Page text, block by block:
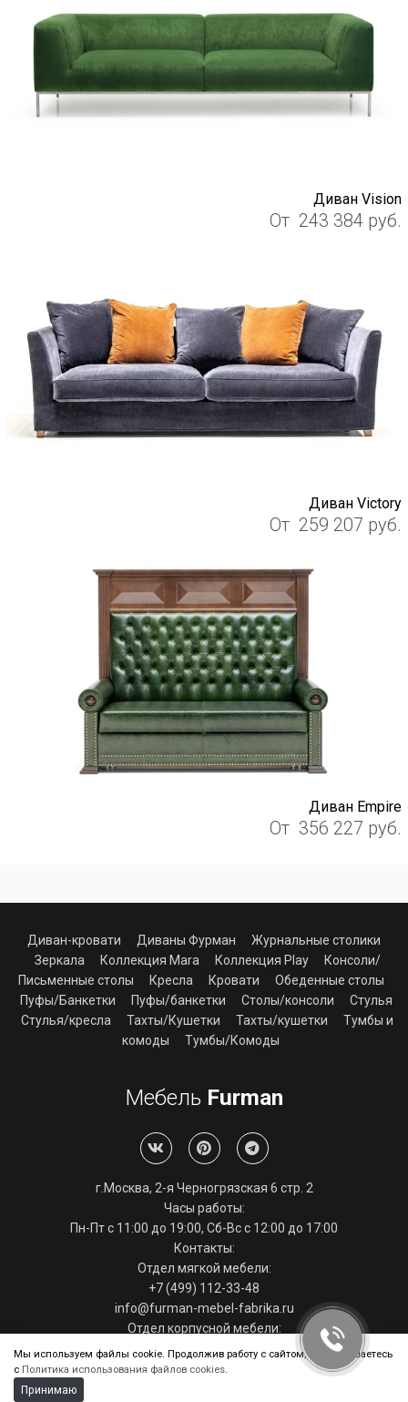
Диван Vision
От 243 384 руб.
Диван Victory
От 259 207 руб.
Диван Empire
От 356 227 руб.
Мы используем файлы cookie. Продолжив работу с сайтом, вы соглашаетесь
с Политика использования файлов cookies.
Принимаю
Диван-кровати Диваны Фурман
Журнальные столики
Зеркала
Коллекция Mara Коллекция Play
Консоли/
Письменные столы
Кресла Кровати
Обеденные столы
Пуфы/Банкетки
Пуфы/банкетки Столы/консоли
Стулья
Стулья/кресла
Тахты/Кушетки Тахты/кушетки
Тумбы и
комоды
Тумбы/Комоды
Мебель Furman
г.Москва, 2-я Черногрязская 6 стр. 2
Часы работы:
Пн-Пт с 11:00 до 19:00, Сб-Вс с 12:00 до 17:00
Контакты:
Отдел мягкой мебели:
+7 (499) 112-33-48
info@furman-mebel-fabrika.ru
Отдел корпусной мебели:
+7 (495) 286-29-39
info@furman-mebel-fabrika.ru